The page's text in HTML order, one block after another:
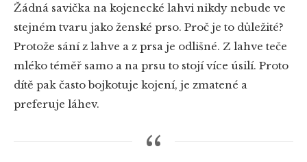
Žádná savička na kojenecké lahvi nikdy nebude ve
stejném tvaru jako ženské prso. Proč je to důležité?
Protože sání z lahve a z prsa je odlišné. Z lahve teče
mléko téměř samo a na prsu to stojí více úsilí. Proto
dítě pak často bojkotuje kojení, je zmatené a
preferuje láhev.